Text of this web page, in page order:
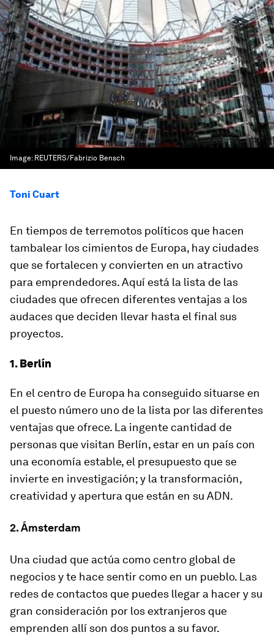
Image: REUTERS/Fabrizio Bensch
Toni Cuart
En tiempos de terremotos políticos que hacen
tambalear los cimientos de Europa, hay ciudades
que se fortalecen y convierten en un atractivo
para emprendedores. Aquí está la lista de las
ciudades que ofrecen diferentes ventajas a los
audaces que deciden llevar hasta el final sus
proyectos.
1. Berlín
En el centro de Europa ha conseguido situarse en
el puesto número uno de la lista por las diferentes
ventajas que ofrece. La ingente cantidad de
personas que visitan Berlín, estar en un país con
una economía estable, el presupuesto que se
invierte en investigación; y la transformación,
creatividad y apertura que están en su ADN.
2. Ámsterdam
Una ciudad que actúa como centro global de
negocios y te hace sentir como en un pueblo. Las
redes de contactos que puedes llegar a hacer y su
gran consideración por los extranjeros que
emprenden allí son dos puntos a su favor.